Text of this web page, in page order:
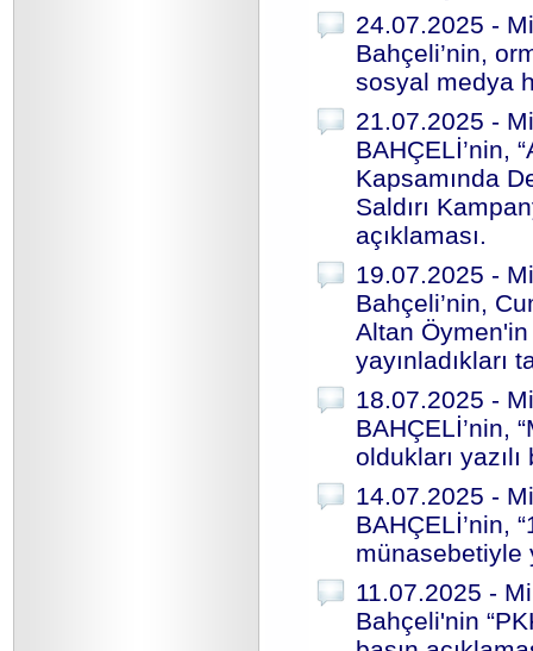
24.07.2025 -
Bahçeli’nin,
sosyal medya
21.07.2025 -
BAHÇELİ’nin,
Kapsamında
Saldırı
açıklaması.
19.07.2025 -
Bahçeli’nin,
Altan
yayınladıkları
18.07.2025 -
BAHÇELİ’nin,
oldukları yazılı
14.07.2025 -
BAHÇELİ’nin,
münasebetiyle
11.07.2025 -
Bahçeli'nin